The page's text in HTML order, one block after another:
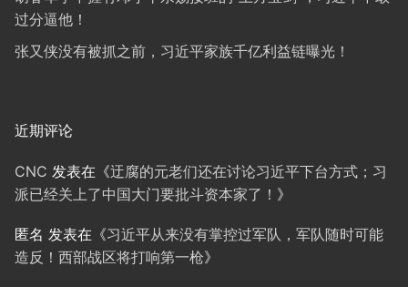
过分逼他！
张又侠没有被抓之前，习近平家族千亿利益链曝光！
近期评论
CNC 发表在《迂腐的元老们还在讨论习近平下台方式；习
派已经关上了中国大门要批斗资本家了！ 》
匿名 发表在《习近平从来没有掌控过军队，军队随时可能
造反！西部战区将打响第一枪》